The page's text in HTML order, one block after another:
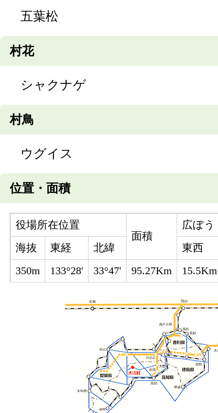
五葉松
村花
シャクナゲ
村鳥
ウグイス
位置・面積
役場所在位置
面積
広ぼう
海抜
東経 北緯
東西
350m
133°28' 33°47' 95.27Km 15.5Km